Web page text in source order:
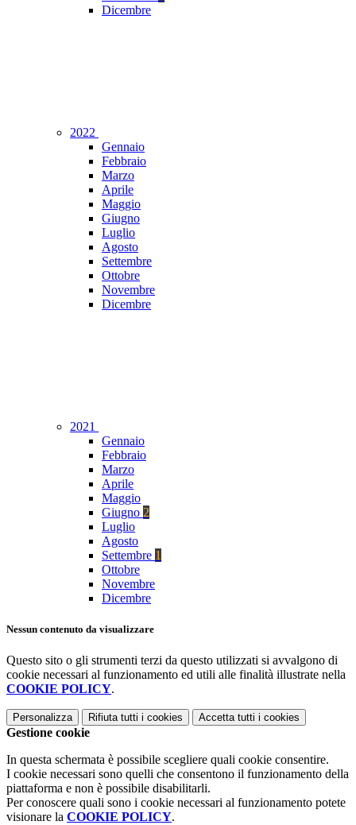
Dicembre
2022
Gennaio
Febbraio
Marzo
Aprile
Maggio
Giugno
Luglio
Agosto
Settembre
Ottobre
Novembre
Dicembre
2021
Gennaio
Febbraio
Marzo
Aprile
Maggio
Giugno 2
Luglio
Agosto
Settembre 1
Ottobre
Novembre
Dicembre
Nessun contenuto da visualizzare
Questo sito o gli strumenti terzi da questo utilizzati si avvalgono di
cookie necessari al funzionamento ed utili alle finalità illustrate nella
COOKIE POLICY.
Personalizza Rifiuta tutti i cookies Accetta tutti i cookies
Gestione cookie
In questa schermata è possibile scegliere quali cookie consentire.
I cookie necessari sono quelli che consentono il funzionamento della
piattaforma e non è possibile disabilitarli.
Per conoscere quali sono i cookie necessari al funzionamento potete
visionare la COOKIE POLICY.